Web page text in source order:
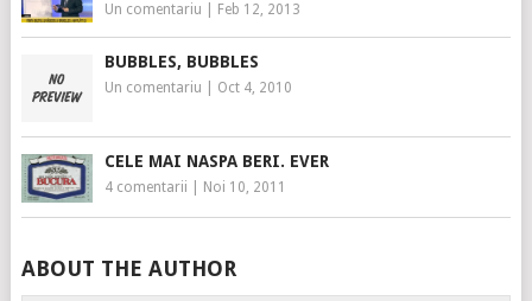
Un comentariu Feb 12, 2013
BUBBLES, BUBBLES
Un comentariu Oct 4, 2010
CELE MAI NASPA BERI. EVER
4 comentarii Noi 10, 2011
ABOUT THE AUTHOR